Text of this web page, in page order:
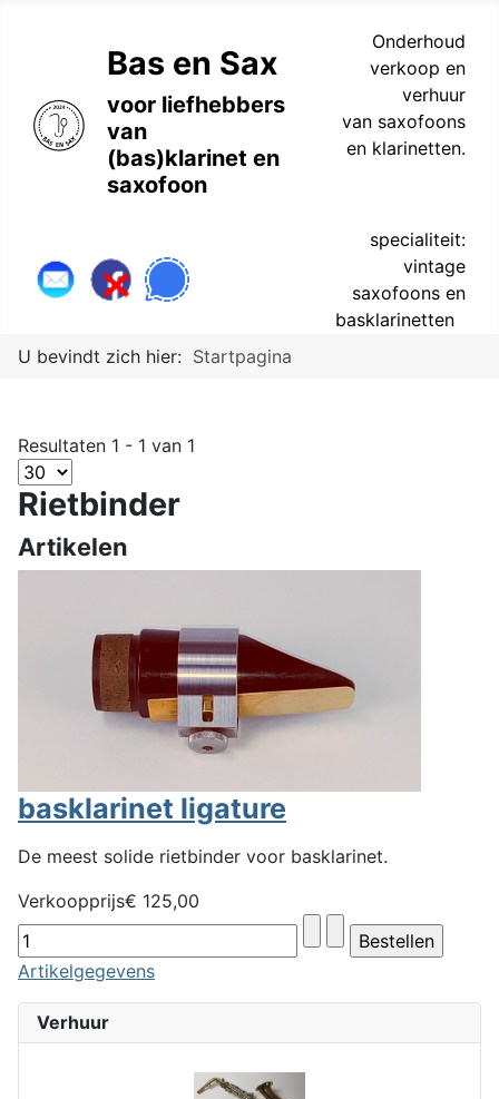
Bas en Sax
voor liefhebbers
van
(bas)klarinet en
saxofoon
Onderhoud
verkoop en
verhuur
van saxofoons
en klarinetten.
specialiteit:
vintage
saxofoons en
basklarinetten
U bevindt zich hier: Startpagina
Verhuur
Resultaten 1 - 1 van 1
Rietbinder
Artikelen
basklarinet ligature
De meest solide rietbinder voor basklarinet.
Verkoopprijs€ 125,00
Artikelgegevens